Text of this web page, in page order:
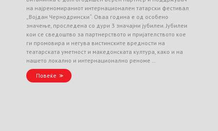
на најреномираниот интернационален татарски фестивал
„Војдан Чернодрински“. Оваа година е од особено
значење, проследена со дури 3 значајни јубилеи. Јубилеи
кои се сведоштво за партнерството и пријателството кое
ги промовира и негува вистинските вредности на
театарската уметност и македонската култура, како и на
нашето локално и интернационално реноме …
Повеќе